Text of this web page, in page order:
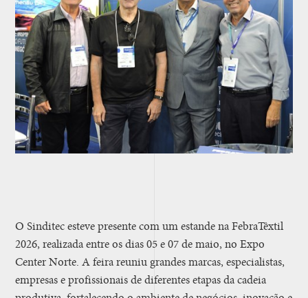
O Sinditec esteve presente com um estande na FebraTêxtil
2026, realizada entre os dias 05 e 07 de maio, no Expo
Center Norte. A feira reuniu grandes marcas, especialistas,
empresas e profissionais de diferentes etapas da cadeia